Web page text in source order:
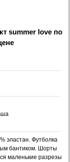
summer love по
эластан. Футболка
бантиком. Шорты
маленькие разрезы